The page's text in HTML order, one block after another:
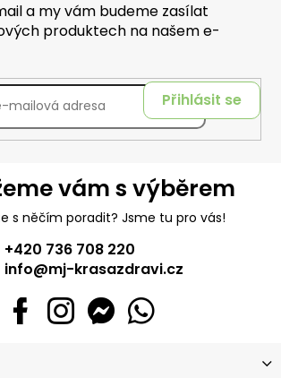
a my vám budeme zasílat
produktech na našem e-
Přihlásit se
vám s výběrem
s něčím poradit? Jsme tu pro vás!
+420 736 708 220
info@mj-krasazdravi.cz